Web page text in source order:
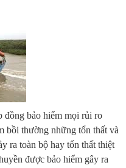
đồng bảo hiểm mọi rủi ro
bồi th­ường những tổn thất và
ra toàn bộ hay tổn thất thiệt
được bảo hiểm gây ra